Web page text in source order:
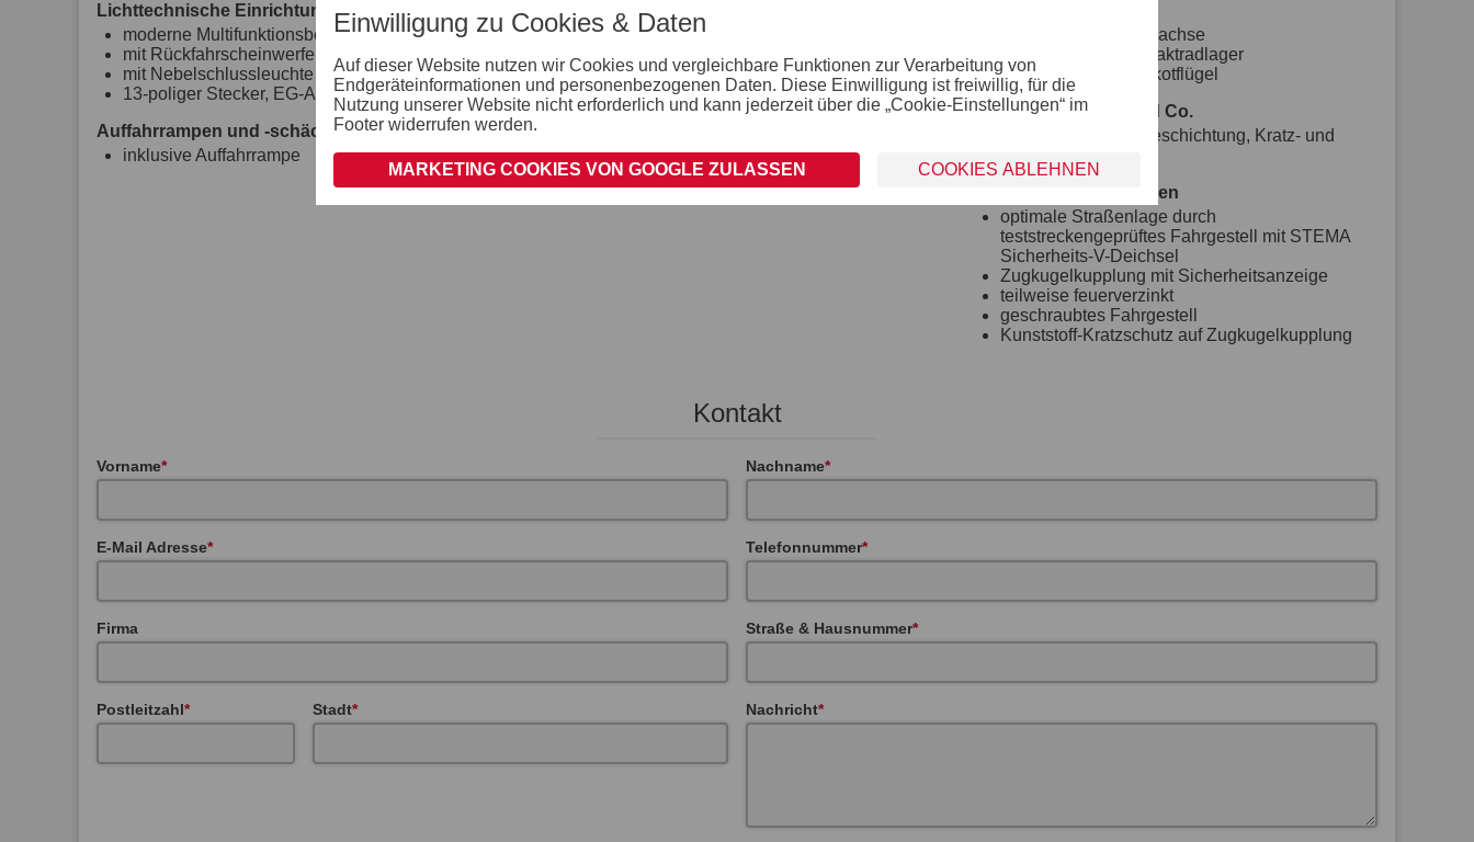
Lichttechnische Einrichtungen
moderne Multifunktionsbeleuchtung
mit Rückfahrscheinwerfer
mit Nebelschlussleuchte
13-poliger Stecker, EG-Ausstattung
Auffahrrampen und -schächte
inklusive Auffahrrampe
Verzurr- und Sicherungsmöglichkeiten
Zahlreiche Verzurrmöglichkeiten
robuste Gummifederachse
wartungsfreie Kompaktradlager
stoßfeste Kunststoffkotflügel
Bordwand, Reling und Co.
mit farbiger Pulverbeschichtung, Kratz- und
Fahrgestell und Rahmen
optimale Straßenlage durch
teststreckengeprüftes Fahrgestell mit STEMA
Sicherheits-V-Deichsel
Zugkugelkupplung mit Sicherheitsanzeige
teilweise feuerverzinkt
geschraubtes Fahrgestell
Kunststoff-Kratzschutz auf Zugkugelkupplung
Kontakt
Vorname Nachname
E-Mail Adresse Telefonnummer
Firma Straße & Hausnummer
Postleitzahl Stadt Nachricht
Einwilligung zu Cookies & Daten
Auf dieser Website nutzen wir Cookies und vergleichbare Funktionen zur Verarbeitung von
Endgeräteinformationen und personenbezogenen Daten. Diese Einwilligung ist freiwillig, für die
Nutzung unserer Website nicht erforderlich und kann jederzeit über die „Cookie-Einstellungen“ im
Footer widerrufen werden.
MARKETING COOKIES VON GOOGLE ZULASSEN COOKIES ABLEHNEN